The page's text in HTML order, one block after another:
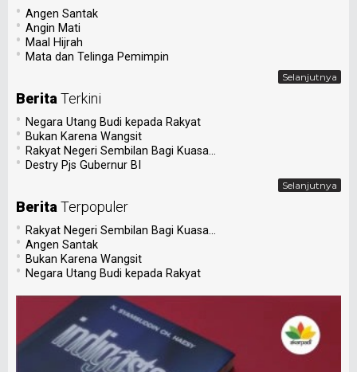
• Angen Santak
• Angin Mati
• Maal Hijrah
• Mata dan Telinga Pemimpin
Selanjutnya
BeritaTerkini
• Negara Utang Budi kepada Rakyat
• Bukan Karena Wangsit
• Rakyat Negeri Sembilan Bagi Kuasa...
• Destry Pjs Gubernur BI
Selanjutnya
BeritaTerpopuler
• Rakyat Negeri Sembilan Bagi Kuasa...
• Angen Santak
• Bukan Karena Wangsit
• Negara Utang Budi kepada Rakyat